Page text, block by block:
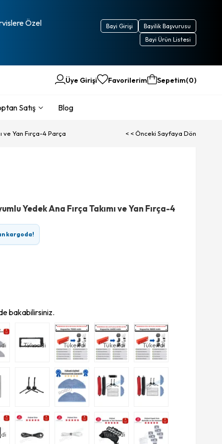
Özel Bayilik Başvurusu
Bayi Girişi
Bayi Ürün Listesi
Üye Girişi Favorilerim Sepetim 0
Satış Blog
ve Yan Fırça-4 Parça < < Önceki Sayfaya Dön
Yedek Ana Fırça Takımı ve Yan Fırça-4
kargoda!
bakabilirsiniz.
Tükendi Tükendi Tükendi Tükendi
Tükendi